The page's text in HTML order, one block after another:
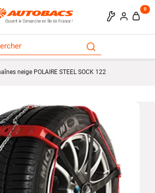
0
neige POLAIRE STEEL SOCK 122